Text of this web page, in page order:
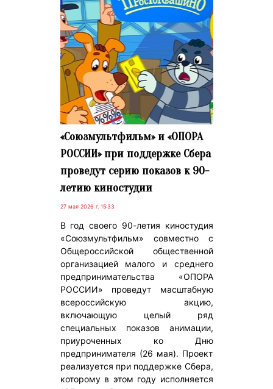
«Союзмультфильм» и «ОПОРА
РОССИИ» при поддержке Сбера
проведут серию показов к 90-
летию киностудии
27 мая 2026 г. 15:33
В год своего 90-летия киностудия
«Союзмультфильм» совместно с
Общероссийской общественной
организацией малого и среднего
предпринимательства «ОПОРА
РОССИИ» проведут масштабную
всероссийскую акцию,
включающую целый ряд
специальных показов анимации,
приуроченных ко Дню
предпринимателя (26 мая). Проект
реализуется при поддержке Сбера,
которому в этом году исполняется